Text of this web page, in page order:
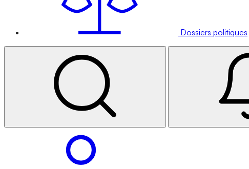
Dossiers politiques